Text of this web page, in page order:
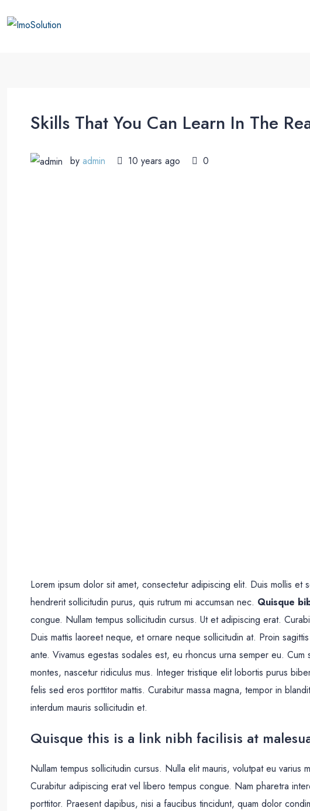
Skills That You Can Learn In The
by admin 10 years ago 0
Lorem ipsum dolor sit amet, consectetur adipiscing elit. Duis mollis
hendrerit sollicitudin purus, quis rutrum mi accumsan nec. Quisque
congue. Nullam tempus sollicitudin cursus. Ut et adipiscing erat.
Duis mattis laoreet neque, et ornare neque sollicitudin at. Proin
ante. Vivamus egestas sodales est, eu rhoncus urna semper eu.
montes, nascetur ridiculus mus. Integer tristique elit lobortis purus
felis sed eros porttitor mattis. Curabitur massa magna, tempor in
interdum mauris sollicitudin et.
Quisque this is a link nibh facilisis at
Nullam tempus sollicitudin cursus. Nulla elit mauris, volutpat eu varius
Curabitur adipiscing erat vel libero tempus congue. Nam pharetra
porttitor. Praesent dapibus, nisi a faucibus tincidunt, quam dolor